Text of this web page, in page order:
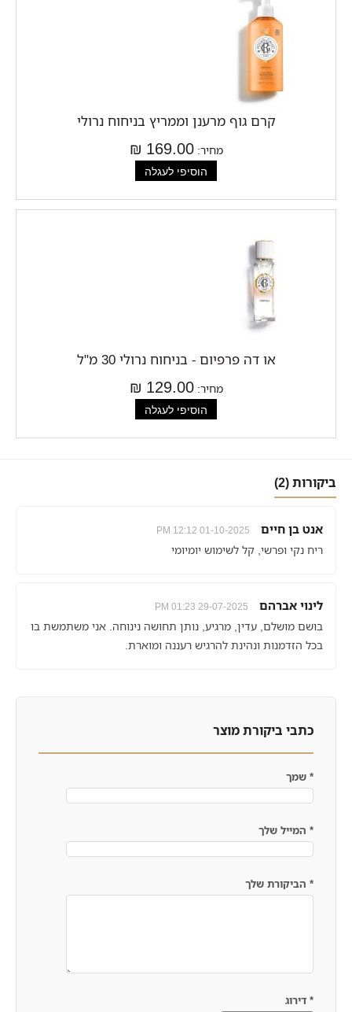
קרם גוף מרענן וממריץ בניחוח נרולי
מחיר:169.00 ₪
או דה פרפיום - בניחוח נרולי 30 מ"ל
מחיר:129.00 ₪
ביקורות (2)
אנט בן חיים 01-10-2025 12:12 PM
ריח נקי ופרשי, קל לשימוש יומיומי
לינוי אברהם 29-07-2025 01:23 PM
בושם מושלם, עדין, מרגיע, נותן תחושה נינוחה. אני משתמשת בו
בכל הזדמנות ונהינת להרגיש רעננה ומוארת.
כתבי ביקורת מוצר
* שמך
* המייל שלך
* הביקורת שלך
* דירוג